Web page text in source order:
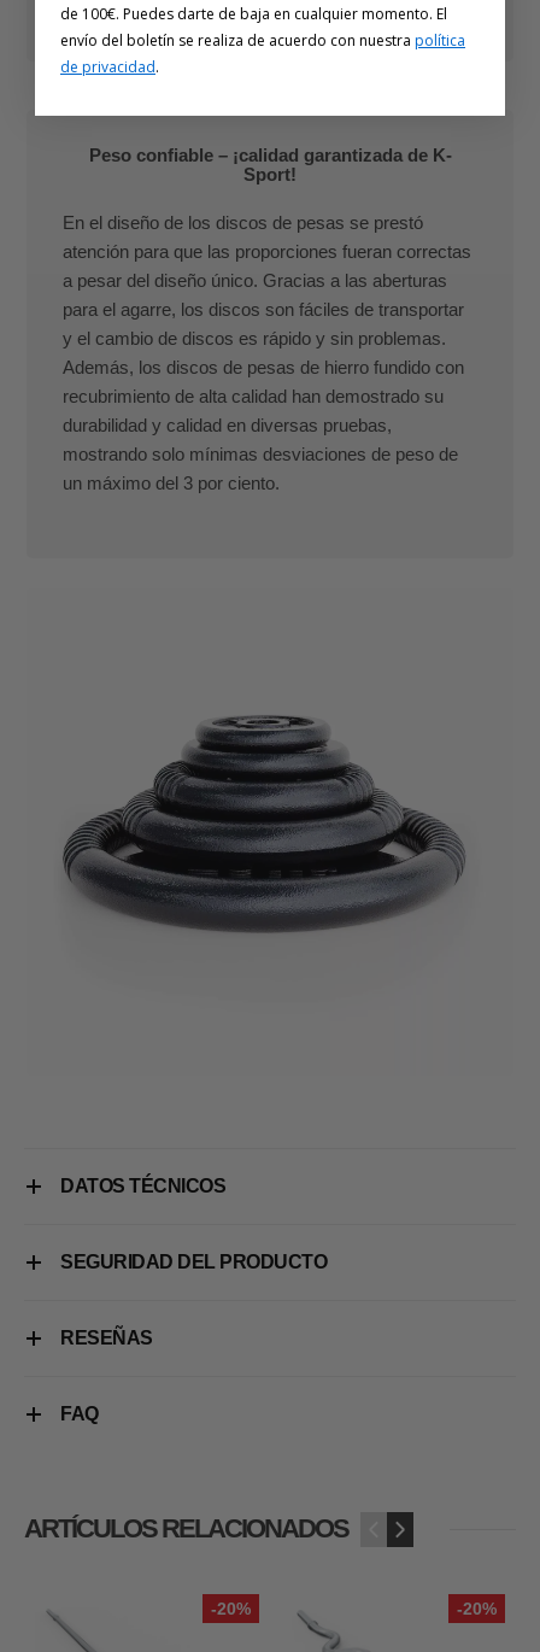
Peso confiable – ¡calidad garantizada de K-
Sport!
En el diseño de los discos de pesas se prestó
atención para que las proporciones fueran correctas
a pesar del diseño único. Gracias a las aberturas
para el agarre, los discos son fáciles de transportar
y el cambio de discos es rápido y sin problemas.
Además, los discos de pesas de hierro fundido con
recubrimiento de alta calidad han demostrado su
durabilidad y calidad en diversas pruebas,
mostrando solo mínimas desviaciones de peso de
un máximo del 3 por ciento.
DATOS TÉCNICOS
SEGURIDAD DEL PRODUCTO
RESEÑAS
FAQ
ARTÍCULOS RELACIONADOS ›
-20% -20%
de 100€. Puedes darte de baja en cualquier momento. El
envío del boletín se realiza de acuerdo con nuestra política
de privacidad.